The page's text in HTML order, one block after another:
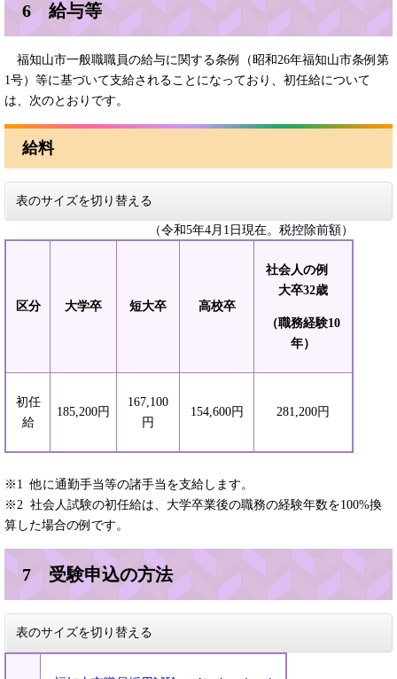
6 給与等
福知山市一般職職員の給与に関する条例（昭和26年福知山市条例第
1号）等に基づいて支給されることになっており、初任給について
は、次のとおりです。
給料
表のサイズを切り替える
（令和5年4月1日現在。税控除前額）
区分 大学卒 短大卒 高校卒
社会人の例
大卒32歳
（職務経験10
年）
初任
給
185,200円
167,100
円
154,600円 281,200円
※1 他に通勤手当等の諸手当を支給します。
※2 社会人試験の初任給は、大学卒業後の職務の経験年数を100%換
算した場合の例です。
7 受験申込の方法
表のサイズを切り替える